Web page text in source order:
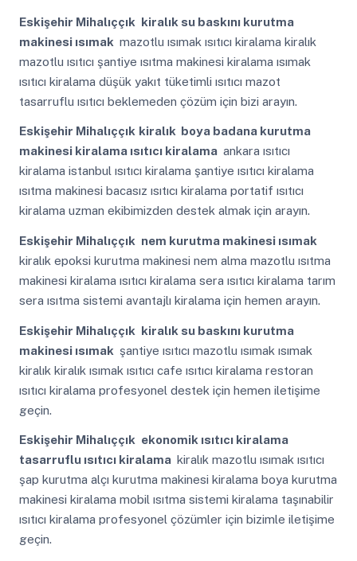
Eskişehir Mihalıççık kiralık su baskını kurutma
makinesi ısımak mazotlu ısımak ısıtıcı kiralama kiralık
mazotlu ısıtıcı şantiye ısıtma makinesi kiralama ısımak
ısıtıcı kiralama düşük yakıt tüketimli ısıtıcı mazot
tasarruflu ısıtıcı beklemeden çözüm için bizi arayın.
Eskişehir Mihalıççık kiralık boya badana kurutma
makinesi kiralama ısıtıcı kiralama ankara ısıtıcı
kiralama istanbul ısıtıcı kiralama şantiye ısıtıcı kiralama
ısıtma makinesi bacasız ısıtıcı kiralama portatif ısıtıcı
kiralama uzman ekibimizden destek almak için arayın.
Eskişehir Mihalıççık nem kurutma makinesi ısımak
kiralık epoksi kurutma makinesi nem alma mazotlu ısıtma
makinesi kiralama ısıtıcı kiralama sera ısıtıcı kiralama tarım
sera ısıtma sistemi avantajlı kiralama için hemen arayın.
Eskişehir Mihalıççık kiralık su baskını kurutma
makinesi ısımak şantiye ısıtıcı mazotlu ısımak ısımak
kiralık kiralık ısımak ısıtıcı cafe ısıtıcı kiralama restoran
ısıtıcı kiralama profesyonel destek için hemen iletişime
geçin.
Eskişehir Mihalıççık ekonomik ısıtıcı kiralama
tasarruflu ısıtıcı kiralama kiralık mazotlu ısımak ısıtıcı
şap kurutma alçı kurutma makinesi kiralama boya kurutma
makinesi kiralama mobil ısıtma sistemi kiralama taşınabilir
ısıtıcı kiralama profesyonel çözümler için bizimle iletişime
geçin.